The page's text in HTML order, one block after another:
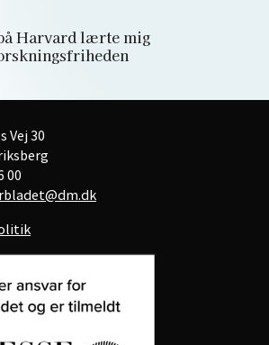
Harvard lærte mig
Vej 30
00